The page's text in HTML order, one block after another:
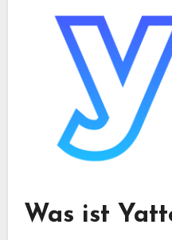
Was ist